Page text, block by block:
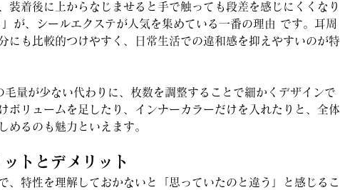
装着後に上からなじませると手で触っても段差を感じにくくなり
が、シールエクステが人気を集めている一番の理由 です。耳周
にも比較的つけやすく、日常生活での違和感を抑えやすいのが特
量が少ない代わりに、枚数を調整することで細かくデザインで
ボリュームを足したり、インナーカラーだけを入れたりと、全体
めるのも魅力といえます。
トとデメリット
、特性を理解しておかないと「思っていたのと違う」と感じるこ